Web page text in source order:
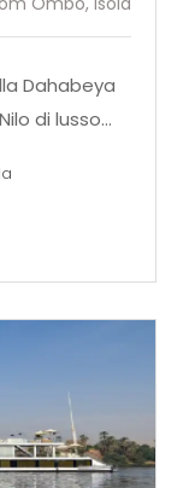
Dahabeya
di lusso